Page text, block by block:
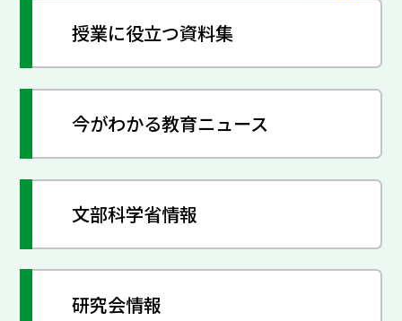
授業に役立つ資料集
今がわかる教育ニュース
文部科学省情報
研究会情報